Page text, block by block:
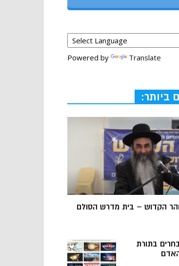
Powered by Translate
ביותר:
הקדוש – בית מדרש הסולם
בתורת